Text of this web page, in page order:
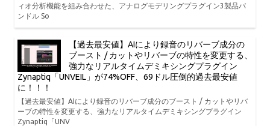
ィオ分析機能を組み合わせた、アナログモデリングプラグイン3製品バ
ンドル So
【過去最安値】AIにより録音のリバーブ成分の
ブースト / カットやリバーブの特性を変更する、
強力なリアルタイムデミキシングプラグイン
Zynaptiq「UNVEIL」が74%OFF、69ドル圧倒的過去最安値
に！！！
【過去最安値】AIにより録音のリバーブ成分のブースト / カットやリバ
ーブの特性を変更する、強力なリアルタイムデミキシングプラグイン
Zynaptiq「UNV